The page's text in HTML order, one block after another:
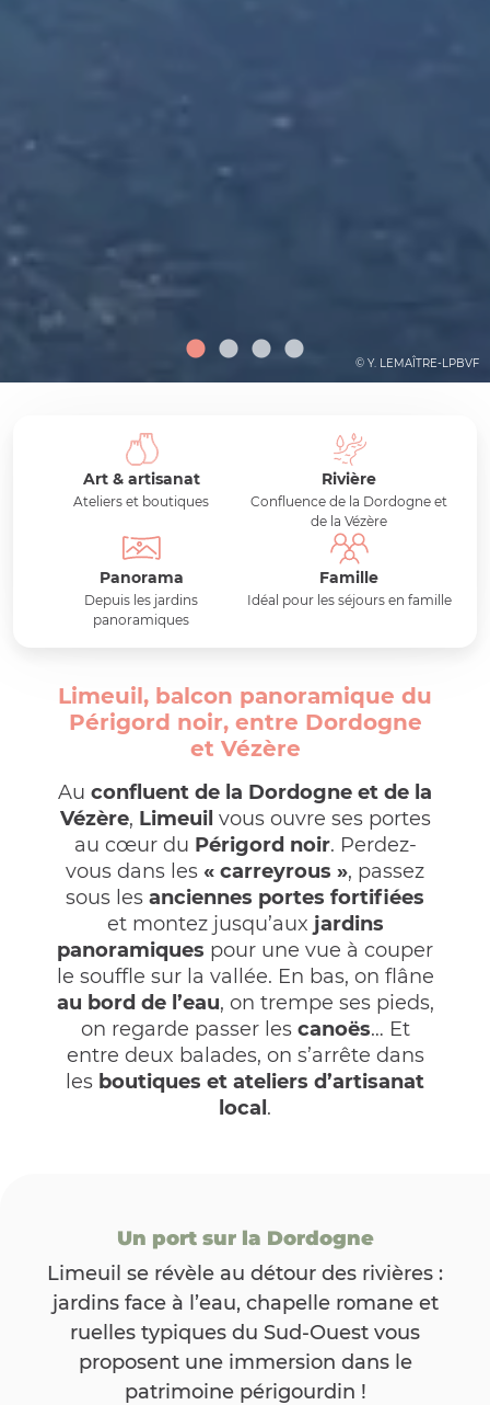
© Y. LEMAÎTRE-LPBVF
Art & artisanat
Ateliers et boutiques
Rivière
Confluence de la Dordogne et
de la Vézère
Panorama
Depuis les jardins
panoramiques
Famille
Idéal pour les séjours en famille
Limeuil, balcon panoramique du
Périgord noir, entre Dordogne
et Vézère
Au confluent de la Dordogne et de la
Vézère, Limeuil vous ouvre ses portes
au cœur du Périgord noir. Perdez-
vous dans les « carreyrous », passez
sous les anciennes portes fortifiées
et montez jusqu’aux jardins
panoramiques pour une vue à couper
le souffle sur la vallée. En bas, on flâne
au bord de l’eau, on trempe ses pieds,
on regarde passer les canoës… Et
entre deux balades, on s’arrête dans
les boutiques et ateliers d’artisanat
local .
Un port sur la Dordogne
Limeuil se révèle au détour des rivières :
jardins face à l’eau, chapelle romane et
ruelles typiques du Sud-Ouest vous
proposent une immersion dans le
patrimoine périgourdin !